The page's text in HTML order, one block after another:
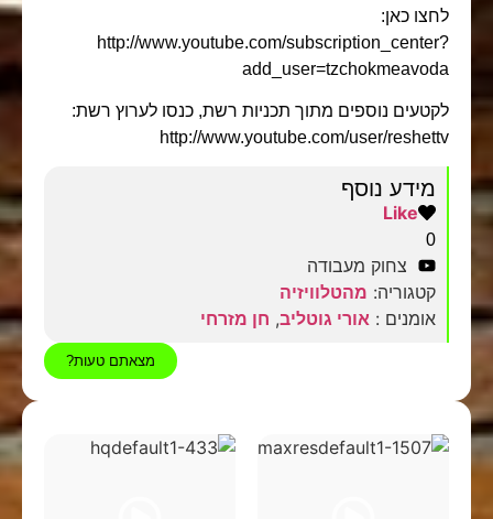
לחצו כאן:
http://www.youtube.com/subscription_center?
add_user=tzchokmeavoda
לקטעים נוספים מתוך תכניות רשת, כנסו לערוץ רשת:
http://www.youtube.com/user/reshettv
מידע נוסף
Like
0
צחוק מעבודה
קטגוריה: מהטלוויזיה
אומנים : אורי גוטליב, חן מזרחי
מצאתם טעות?